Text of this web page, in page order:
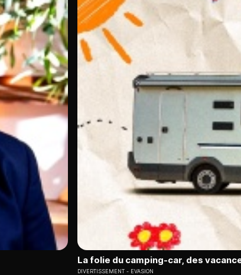
La folie du camping-car, des
DIVERTISSEMENT EVASION